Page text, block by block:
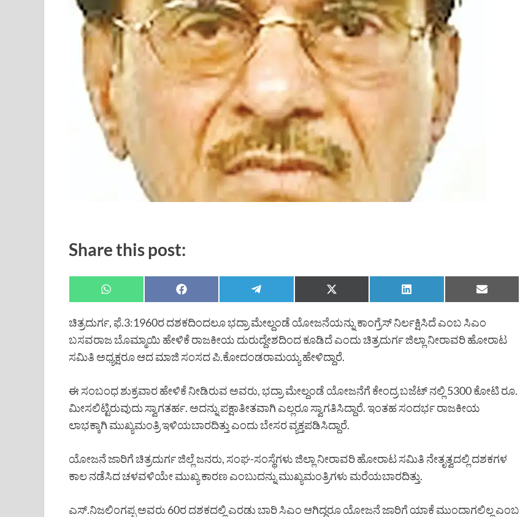
Share this post:
ಚಿತ್ರದುರ್ಗ, ಫೆ.3:1960ರ ದಶಕದಿಂದಲೂ ಭದ್ರಾ ಮೇಲ್ದಂಡೆ ಯೋಜನೆಯನ್ನು ಕಾಂಗ್ರೆಸ್ ನಿರ್ಲಕ್ಷಿಸಿದೆ ಎಂಬ ಸಿಎಂ
ಬಸವರಾಜ ಬೊಮ್ಮಾಯಿ ಹೇಳಿಕೆ ರಾಜಕೀಯ ದುರುದ್ದೇಶದಿಂದ ಕೂಡಿದೆ ಎಂದು ಚಿತ್ರದುರ್ಗ ಜಿಲ್ಲಾ ನೀರಾವರಿ ಹೋರಾಟ
ಸಮಿತಿ ಅಧ್ಯಕ್ಷರೂ ಆದ ಮಾಜಿ ಸಂಸದ ಪಿ.ಕೋದಂಡರಾಮಯ್ಯ ಹೇಳಿದ್ದಾರೆ.
ಈ ಸಂಬಂಧ ಶುಕ್ರವಾರ ಹೇಳಿಕೆ ನೀಡಿರುವ ಅವರು, ಭದ್ರಾ ಮೇಲ್ದಂಡೆ ಯೋಜನೆಗೆ ಕೇಂದ್ರ ಬಜೆಟ್ ನಲ್ಲಿ 5300 ಕೋಟಿ ರೂ.
ಮೀಸಲಿಟ್ಟಿರುವುದು ಸ್ವಾಗತರ್ಹ. ಅದನ್ನು ಪಕ್ಷಾತೀತವಾಗಿ ಎಲ್ಲರೂ ಸ್ವಾಗತಿಸಿದ್ದಾರೆ. ಇಂತಹ ಸಂದರ್ಭ ರಾಜಕೀಯ
ಲಾಭಕ್ಕಾಗಿ ಮುಖ್ಯಮಂತ್ರಿ ಇಳಿಯಬಾರದಿತ್ತು ಎಂದು ಬೇಸರ ವ್ಯಕ್ತಪಡಿಸಿದ್ದಾರೆ.
ಯೋಜನೆ ಜಾರಿಗೆ ಚಿತ್ರದುರ್ಗ ಜಿಲ್ಲೆ ಜನರು, ಸಂಘ-ಸಂಸ್ಥೆಗಳು ಜಿಲ್ಲಾ ನೀರಾವರಿ ಹೋರಾಟ ಸಮಿತಿ ನೇತೃತ್ವದಲ್ಲಿ ದಶಕಗಳ
ಕಾಲ ನಡೆಸಿದ ಚಳವಳಿಯೇ ಮುಖ್ಯ ಕಾರಣ ಎಂಬುದನ್ನು ಮುಖ್ಯಮಂತ್ರಿಗಳು ಮರೆಯಬಾರದಿತ್ತು.
ಎಸ್.ನಿಜಲಿಂಗಪ್ಪ ಅವರು 60ರ ದಶಕದಲ್ಲಿ ಎರಡು ಬಾರಿ ಸಿಎಂ ಆಗಿದ್ದರೂ ಯೋಜನೆ ಜಾರಿಗೆ ಯಾಕೆ ಮುಂದಾಗಲಿಲ್ಲ ಎಂಬ